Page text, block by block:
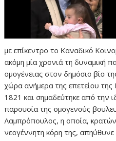
με επίκεντρο το Καναδικό
ακόμη μία χρονιά τη δυναμική
ομογένειας στον δημόσιο βίο
χώρα ανήμερα της επετείου
1821 και σημαδεύτηκε από την
παρουσία της ομογενούς
Λαμπρόπουλος, η οποία,
νεογέννητη κόρη της,